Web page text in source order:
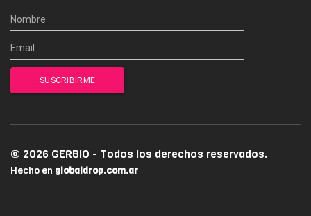
© 2026 GERBIO - Todos los derechos reservados.
Hecho en globaldrop.com.ar